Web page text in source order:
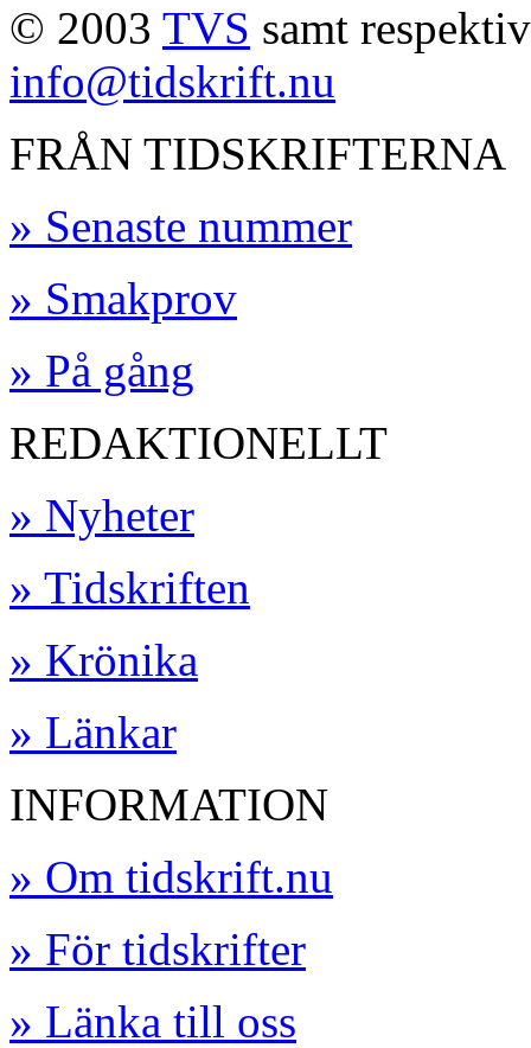
© 2003 TVS samt
info@tidskrift.nu
FRÅN TIDSKRIFTERNA
» Senaste nummer
» Smakprov
» På gång
REDAKTIONELLT
» Nyheter
» Tidskriften
» Krönika
» Länkar
INFORMATION
» Om tidskrift.nu
» För tidskrifter
» Länka till oss